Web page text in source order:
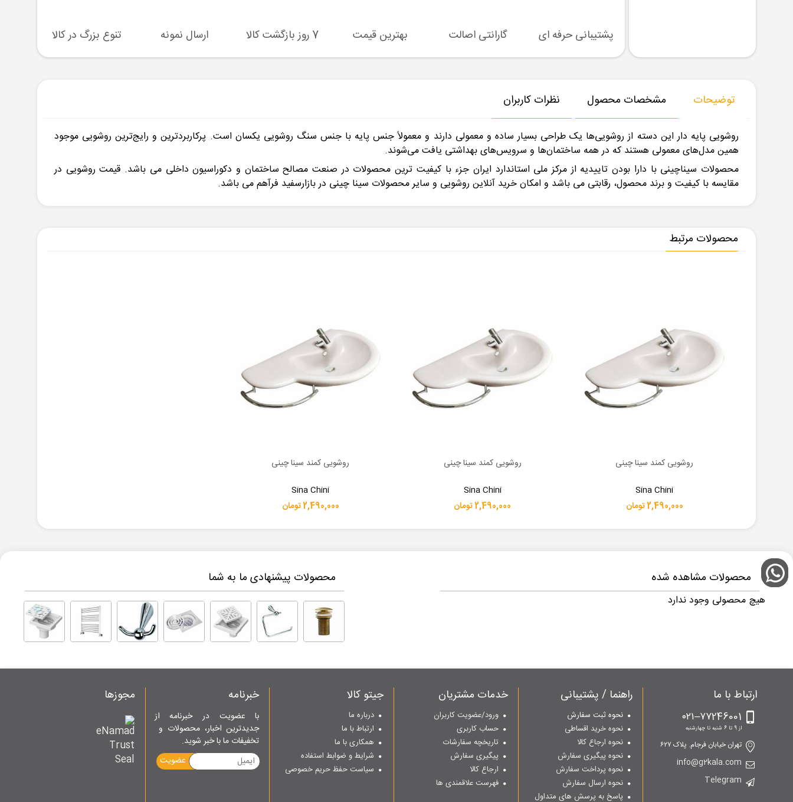
پشتیبانی حرفه ای گارانتی اصالت بهترین قیمت 7 روز بازگشت کالا ارسال نمونه تنوع بزرگ در کالا
توضیحات مشخصات محصول نظرات کاربران
روشویی پایه دار این دسته از روشویی‌ها یک طراحی بسیار ساده و معمولی دارند و معمولاً جنس پایه با جنس سنگ روشویی یکسان است. پرکاربردترین و رایج‌ترین روشویی موجود
همین مدل‌های معمولی هستند که در همه ساختمان‌ها و سرویس‌های بهداشتی یافت می‌شوند.
محصولات سیناچینی با دارا بودن تاییدیه از مرکز ملی استاندارد ایران جزء با کیفیت ترین محصولات در صنعت مصالح ساختمان و دکوراسیون داخلی می باشد. قیمت روشویی در
مقایسه با کیفیت و برند محصول، رقابتی می باشد و امکان خرید آنلاین روشویی و سایر محصولات سینا چینی در بازارسفید فرآهم می باشد.
محصولات مرتبط
اطلاعات بیشترروشویی کمند سینا چینی
Sina Chini
2,490,000 تومان
اطلاعات بیشترروشویی کمند سینا چینی
Sina Chini
2,490,000 تومان
اطلاعات بیشترروشویی کمند سینا چینی
Sina Chini
2,490,000 تومان
محصولات مشاهده شده
هیچ محصولی وجود ندارد
محصولات پیشنهادی ما به شما
ارتباط با ما
۷۷246001–۰۲۱
از 9 تا 6 شنبه تا چهارشنبه
تهران خیابان فرجام. پلاک ۶۲۷
info@g2kala.com
Telegram
راهنما / پشتیبانی
نحوه ثبت سفارش
نحوه خرید اقساطی
نحوه ارجاع کالا
نحوه پیگیری سفارش
نحوه پرداخت سفارش
نحوه ارسال سفارش
پاسخ به پرسش های متداول
خدمات مشتریان
ورود/عضویت کاربران
حساب کاربری
تاریخچه سفارشات
پیگیری سفارش
ارجاع کالا
فهرست علاقمندی ها
جیتو کالا
درباره ما
ارتباط با ما
همکاری با ما
شرایط و ضوابط استفاده
سیاست حفظ حریم خصوصی
خبرنامه
با عضویت در خبرنامه از
جدیدترین اخبار، محصولات و
تخفیفات ما با خبر شوید.
عضویت
مجوزها